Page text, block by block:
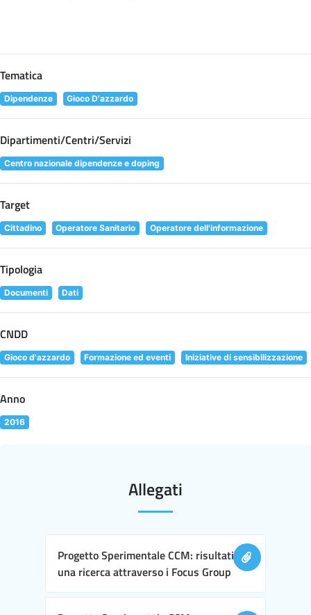
Tematica
Dipendenze Gioco D'azzardo
Dipartimenti/Centri/Servizi
Centro nazionale dipendenze e doping
Target
Cittadino Operatore Sanitario Operatore dell'informazione
Tipologia
Documenti Dati
CNDD
Gioco d'azzardo Formazione ed eventi Iniziative di sensibilizzazione
Anno
2016
Allegati
Progetto Sperimentale CCM: risultati di
una ricerca attraverso i Focus Group